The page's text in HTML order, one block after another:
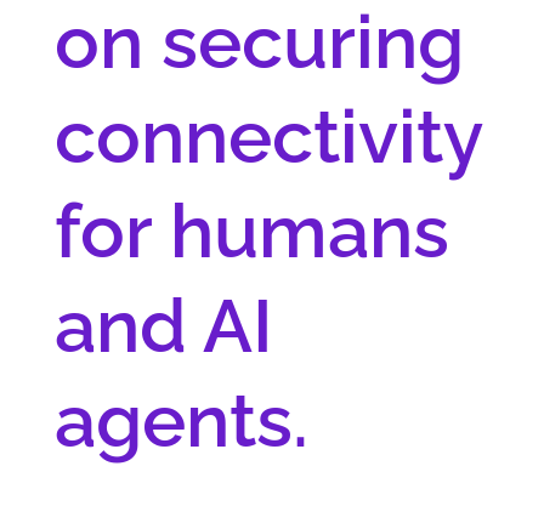
on securing
connectivity
for humans
and AI
agents.